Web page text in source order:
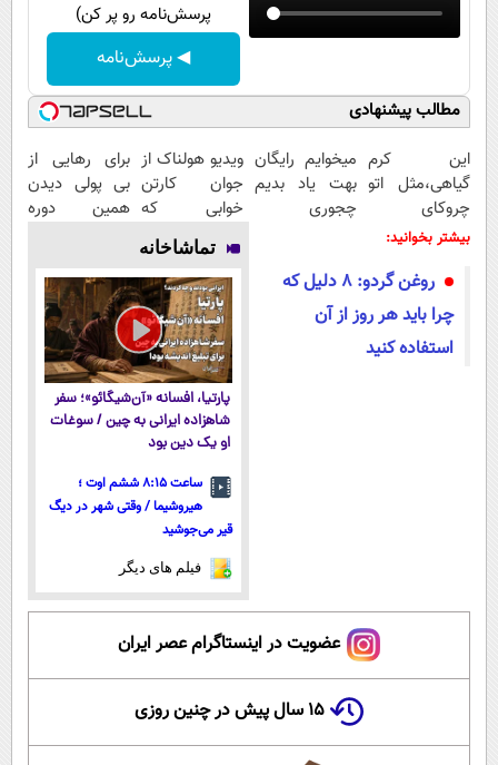
پرسش‌نامه رو پر کن)
◀ پرسش‌نامه
مطالب پیشنهادی
این کرم
گیاهی،مثل اتو
چروکای
پوستتوصاف
میخوایم رایگان
بهت یاد بدیم
چجوری
مجانیه
ویدیو هولناک از
جوان کارتن
خوابی که
میلیاردر شد.
آموزش رایگان
برای رهایی از
بی پولی دیدن
همین دوره
کن)
بیشتر بخوانید:
روغن گردو: ۸ دلیل که
چرا باید هر روز از آن
استفاده کنید
تماشاخانه
پارتیا، افسانه «آن‌شیگائو»؛ سفر
شاهزاده ایرانی به چین / سوغات
او یک دین بود
ساعت ۸:۱۵ ششم اوت ؛
هیروشیما / وقتی شهر در دیگ
قیر می‌جوشید
فیلم های دیگر
عضویت در اینستاگرام عصر ایران
۱۵ سال پیش در چنین روزی